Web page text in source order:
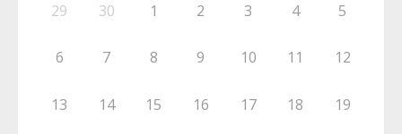
29 30 1 2 3 4 5
6 7 8 9 10 11 12
13 14 15 16 17 18 19